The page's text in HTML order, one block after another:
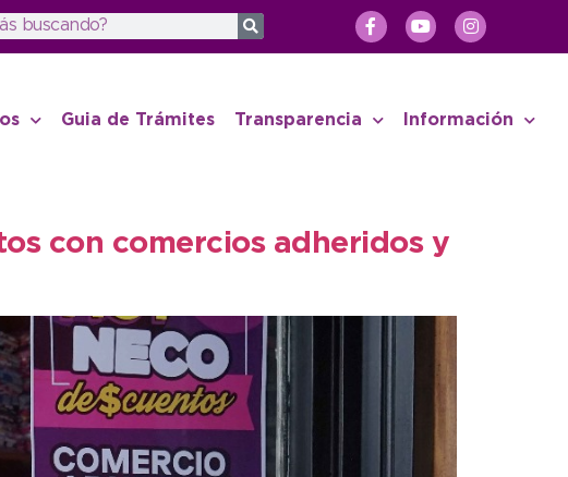
Guia de Trámites Transparencia Información
con comercios adheridos y